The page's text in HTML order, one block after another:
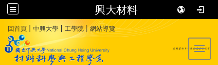
興大材料
回首頁 | 中興大學 | 工學院|網站導覽